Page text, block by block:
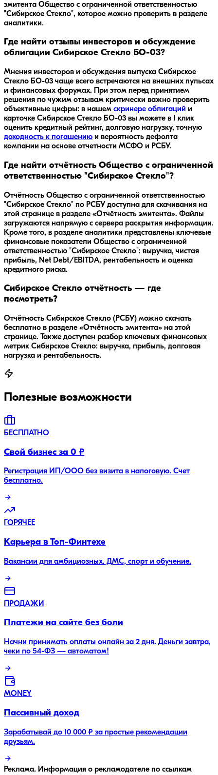
эмитента Общество с ограниченной ответственностью
"Сибирское Стекло", которое можно проверить в разделе
аналитики.
Где найти отзывы инвесторов и обсуждение
облигации Сибирское Стекло БО-03?
Мнения инвесторов и обсуждения выпуска Сибирское
Стекло БО-03 чаще всего встречаются на внешних пульсах
и финансовых форумах. При этом перед принятием
решения по чужим отзывам критически важно проверить
объективные цифры: в нашем скринере облигаций и
карточке Сибирское Стекло БО-03 вы можете в 1 клик
оценить кредитный рейтинг, долговую нагрузку, точную
доходность к погашению и вероятность дефолта
компании на основе отчетности МСФО и РСБУ.
Где найти отчётность Общество с ограниченной
ответственностью "Сибирское Стекло"?
Отчётность Общество с ограниченной ответственностью
"Сибирское Стекло" по РСБУ доступна для скачивания на
этой странице в разделе «Отчётность эмитента». Файлы
загружаются напрямую с сервера раскрытия информации.
Кроме того, в разделе аналитики представлены ключевые
финансовые показатели Общество с ограниченной
ответственностью "Сибирское Стекло": выручка, чистая
прибыль, Net Debt/EBITDA, рентабельность и оценка
кредитного риска.
Сибирское Стекло отчётность — где
посмотреть?
Отчётность Сибирское Стекло (РСБУ) можно скачать
бесплатно в разделе «Отчётность эмитента» на этой
странице. Также доступен разбор ключевых финансовых
метрик Сибирское Стекло: выручка, прибыль, долговая
нагрузка и рентабельность.
Полезные возможности
БЕСПЛАТНО
Свой бизнес за 0 ₽
Регистрация ИП/ООО без визита в налоговую. Счет
бесплатно.
ГОРЯЧЕЕ
Карьера в Топ-Финтехе
Вакансии для амбициозных. ДМС, спорт и обучение.
ПРОДАЖИ
Платежи на сайте без боли
Начни принимать оплаты онлайн за 2 дня. Деньги завтра,
чеки по 54-ФЗ — автоматом!
MONEY
Пассивный доход
Зарабатывай до 10 000 ₽ за простые рекомендации
друзьям.
Реклама. Информация о рекламодателе по ссылкам